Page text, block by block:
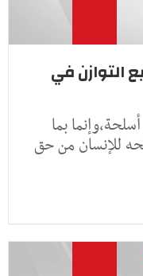
التوازن في
بما
للإنسان من حق